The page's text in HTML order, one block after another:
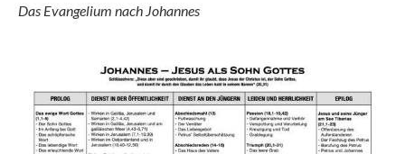
Das Evangelium nach Johannes